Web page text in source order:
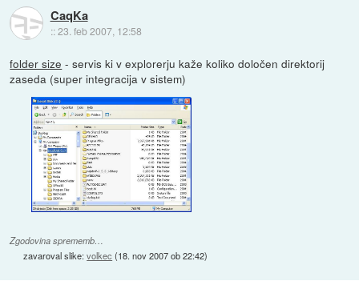
CaqKa
::23. feb 2007, 12:58
folder size - servis ki v explorerju kaže koliko določen direktorij
zaseda (super integracija v sistem)
Zgodovina sprememb…
zavaroval slike:volkec (18. nov 2007 ob 22:42)